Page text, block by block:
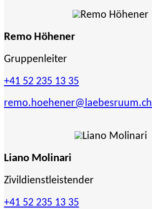
Remo Höhener
Gruppenleiter
+41 52 235 13 35
remo.hoehener@laebesruum.ch
Liano Molinari
Zivildienstleistender
+41 52 235 13 35